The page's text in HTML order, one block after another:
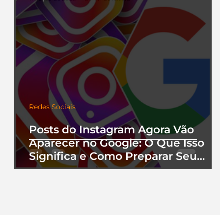
Posts do Instagram Agora Vão
Aparecer no Google: O Que Isso
Significa e Como Preparar Seu
Perfil
Redes Sociais